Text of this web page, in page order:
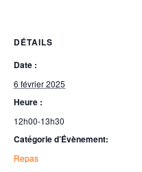
DÉTAILS
Date :
6 février 2025
Heure :
12h00-13h30
Catégorie d’Évènement:
Repas